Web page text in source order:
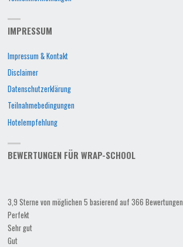
IMPRESSUM
Impressum & Kontakt
Disclaimer
Datenschutzerklärung
Teilnahmebedingungen
Hotelempfehlung
BEWERTUNGEN FÜR WRAP-SCHOOL
3,9 Sterne von möglichen 5 basierend auf 366 Bewertungen
Perfekt
Sehr gut
Gut